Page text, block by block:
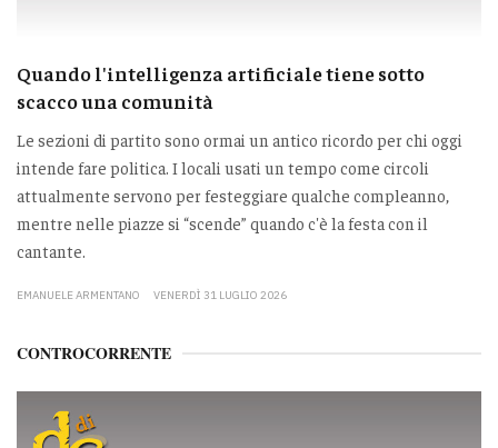
Quando l'intelligenza artificiale tiene sotto
scacco una comunità
Le sezioni di partito sono ormai un antico ricordo per chi oggi
intende fare politica. I locali usati un tempo come circoli
attualmente servono per festeggiare qualche compleanno,
mentre nelle piazze si “scende” quando c'è la festa con il
cantante.
EMANUELE ARMENTANO VENERDÌ 31 LUGLIO 2026
CONTROCORRENTE